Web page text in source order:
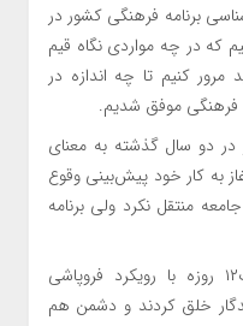
برنامه فرهنگی کشور در
که در چه مواردی نگاه قیم
مرور کنیم تا چه اندازه در
فرهنگی موفق شدیم.
دو سال گذشته به معنای
به کار خود پیش‌بینی وقوع
منتقل نکرد ولی برنامه
معاون اول رئیس‌جمهور افزود: جنگ۱۲ روزه با رویکرد فروپاشی
خلق کردند و دشمن هم